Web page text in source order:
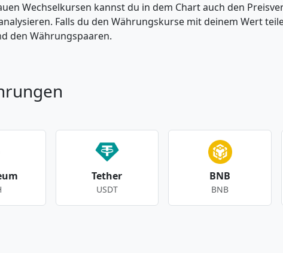
Wechselkursen kannst du in dem Chart auch den
Falls du den Währungskurse mit deinem Wert
den Währungspaaren.
Tether
USDT
BNB
BNB